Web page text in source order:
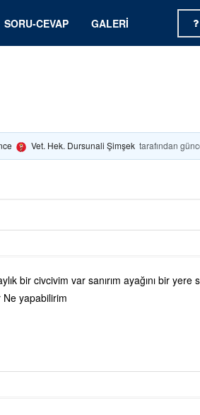
SORU-CEVAP GALERI
Vet. Hek. Dursunali Şimşek tarafından
bir civcivim var sanırım ayağını bir yere
Ne yapabilirim